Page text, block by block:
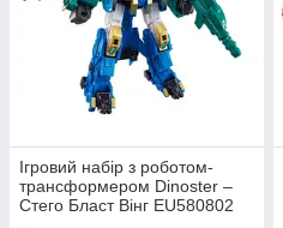
Ігровий набір з роботом-
трансформером Dinoster –
Стего Бласт Вінг EU580802